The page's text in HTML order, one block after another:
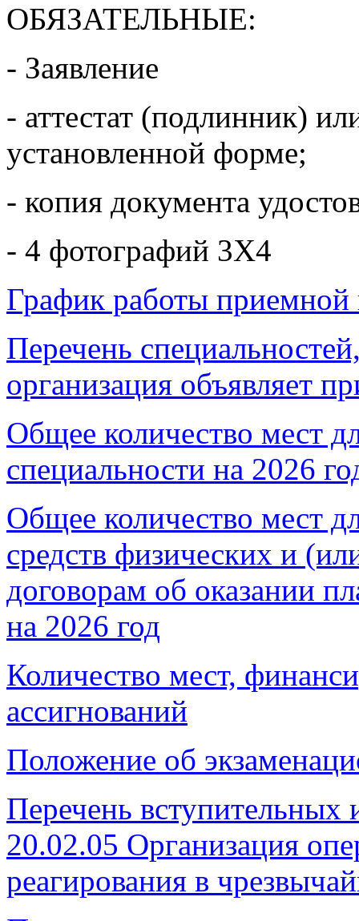
ОБЯЗАТЕЛЬНЫЕ:
- Заявление
- аттестат (подлинник)
установленной форме;
- копия документа
- 4 фотографий 3Х4
График работы приемной
Перечень
организация объявляет
Общее количество мест
специальности на 2026
Общее количество мест
средств физических и
договорам об оказании
на 2026 год
Количество мест,
ассигнований
Положение об
Перечень вступительных
20.02.05 Организация
реагирования в